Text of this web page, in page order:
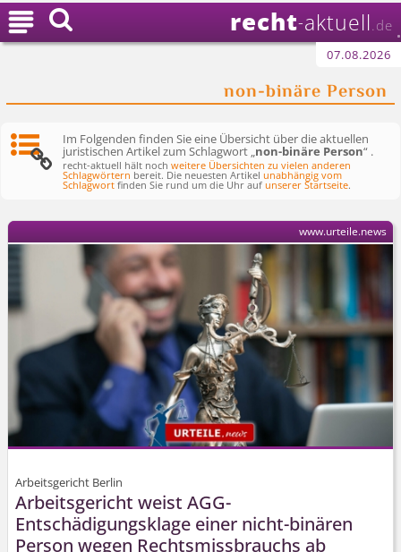
recht-aktuell .de
07.08.2026
non-binäre Person

Im Folgenden finden Sie eine Übersicht über die aktuellen
juristischen Artikel zum Schlagwort „non-binäre Person“ .
recht-aktuell hält nochweitere Übersichten zu vielen anderen
Schlagwörtern bereit. Die neuesten Artikelunabhängig vom
Schlagwort finden Sie rund um die Uhr aufunserer Startseite.
Arbeitsgericht Berlin
Arbeitsgericht weist AGG-
Entschädigungsklage einer nicht-binären
Person wegen Rechtsmissbrauchs ab
www.urteile.news